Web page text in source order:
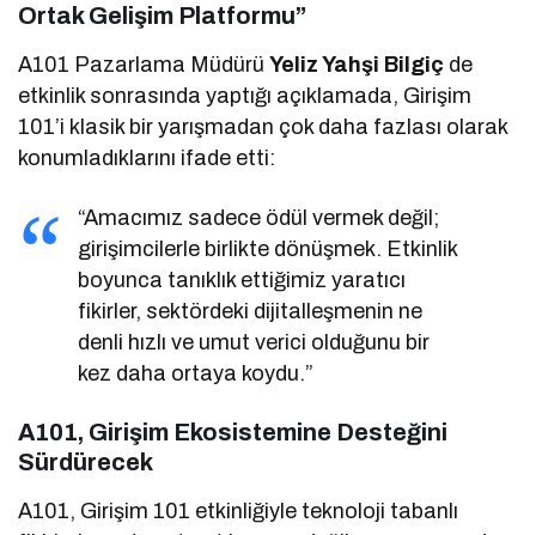
Ortak Gelişim Platformu”
A101 Pazarlama MüdürüYeliz Yahşi Bilgiç de
etkinlik sonrasında yaptığı açıklamada, Girişim
101’i klasik bir yarışmadan çok daha fazlası olarak
konumladıklarını ifade etti:
“Amacımız sadece ödül vermek değil;
girişimcilerle birlikte dönüşmek. Etkinlik
boyunca tanıklık ettiğimiz yaratıcı
fikirler, sektördeki dijitalleşmenin ne
denli hızlı ve umut verici olduğunu bir
kez daha ortaya koydu.”
A101, Girişim Ekosistemine Desteğini
Sürdürecek
A101, Girişim 101 etkinliğiyle teknoloji tabanlı